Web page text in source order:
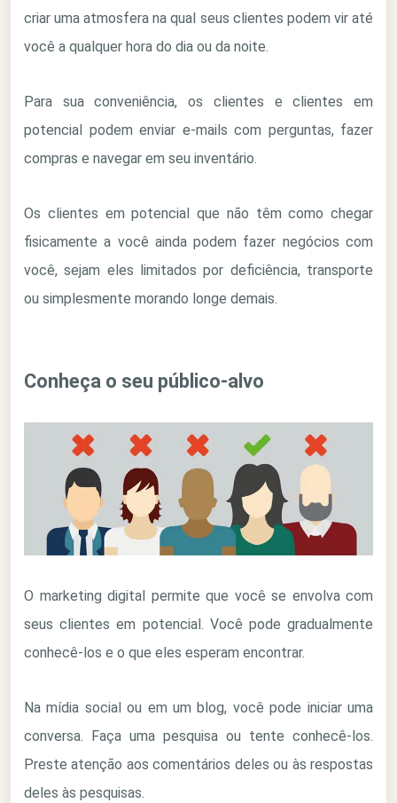
criar uma atmosfera na qual seus clientes podem vir até
você a qualquer hora do dia ou da noite.
Para sua conveniência, os clientes e clientes em
potencial podem enviar e-mails com perguntas, fazer
compras e navegar em seu inventário.
Os clientes em potencial que não têm como chegar
fisicamente a você ainda podem fazer negócios com
você, sejam eles limitados por deficiência, transporte
ou simplesmente morando longe demais.
Conheça o seu público-alvo
O marketing digital permite que você se envolva com
seus clientes em potencial. Você pode gradualmente
conhecê-los e o que eles esperam encontrar.
Na mídia social ou em um blog, você pode iniciar uma
conversa. Faça uma pesquisa ou tente conhecê-los.
Preste atenção aos comentários deles ou às respostas
deles às pesquisas.